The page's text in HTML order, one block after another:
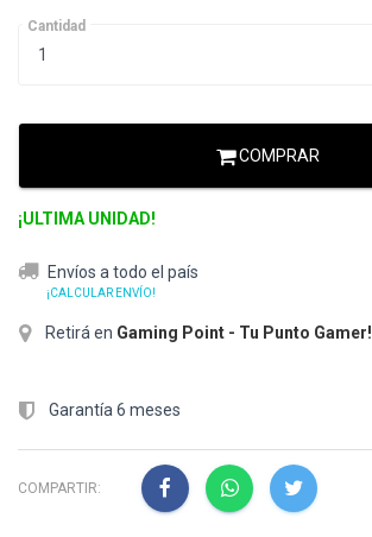
Cantidad
COMPRAR
¡ULTIMA UNIDAD!
Envíos a todo el país
¡CALCULAR ENVÍO!
Retirá en Gaming Point - Tu Punto Gamer!
Garantía 6 meses
COMPARTIR: